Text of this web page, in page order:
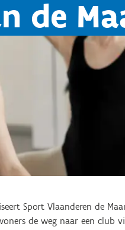
de
Sport Vlaanderen de
de weg naar een club